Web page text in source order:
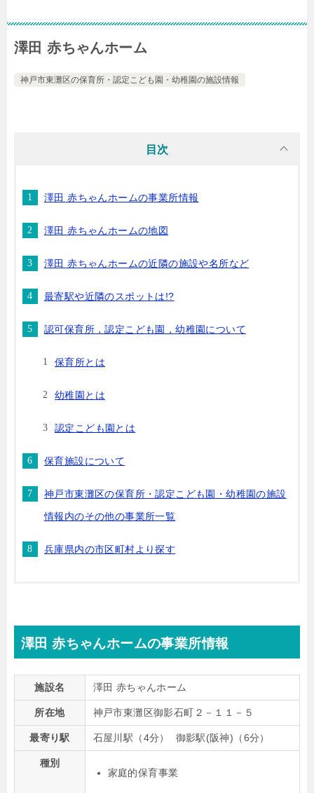
澤田 赤ちゃんホーム
神戸市東灘区の保育所・認定こども園・幼稚園の施設情報
目次
澤田 赤ちゃんホームの事業所情報
澤田 赤ちゃんホームの地図
澤田 赤ちゃんホームの近隣の施設や名所など
最寄駅や近隣のスポットは!?
認可保育所，認定こども園，幼稚園について
保育所とは
幼稚園とは
認定こども園とは
保育施設について
神戸市東灘区の保育所・認定こども園・幼稚園の施設
情報内のその他の事業所一覧
兵庫県内の市区町村より探す
澤田 赤ちゃんホームの事業所情報
施設名 澤田 赤ちゃんホーム
所在地 神戸市東灘区御影石町２－１１－５
最寄り駅 石屋川駅（4分） 御影駅(阪神)（6分）
種別
家庭的保育事業